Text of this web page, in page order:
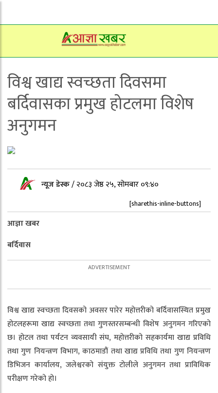
विश्व खाद्य स्वच्छता दिवसमा
बर्दिवासका प्रमुख होटलमा विशेष
अनुगमन
न्यूज डेस्क/२०८३ जेष्ठ २५, सोमबार ०९:४०
[sharethis-inline-buttons]
आज्ञा खबर
बर्दिवास
विश्व खाद्य स्वच्छता दिवसको अवसर पारेर महोत्तरीको बर्दिवासस्थित प्रमुख
होटलहरूमा खाद्य स्वच्छता तथा गुणस्तरसम्बन्धी विशेष अनुगमन गरिएको
छ। होटल तथा पर्यटन व्यवसायी संघ, महोत्तरीको सहकार्यमा खाद्य प्रविधि
तथा गुण नियन्त्रण विभाग, काठमाडौं तथा खाद्य प्रविधि तथा गुण नियन्त्रण
डिभिजन कार्यालय, जलेश्वरको संयुक्त टोलीले अनुगमन तथा प्राविधिक
परीक्षण गरेको हो।